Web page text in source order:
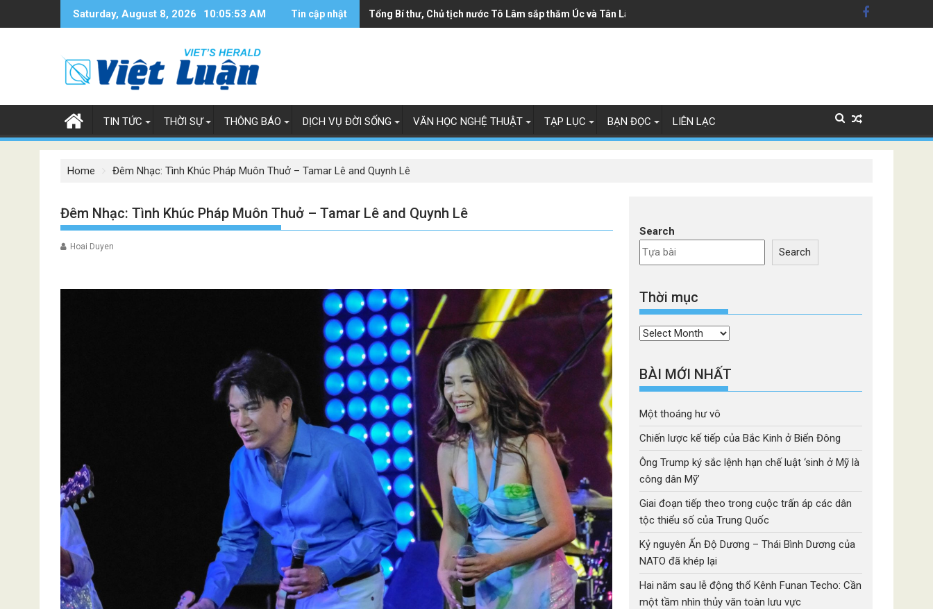
Saturday, August 8, 2026 10:05:55 AM Tin cập nhật Tổng Bí thư, Chủ tịch nước Tô Lâm sắp thăm Úc và Tân Lây Lan
TIN TỨC THỜI SỰ THÔNG BÁO DỊCH VỤ ĐỜI SỐNG VĂN HỌC NGHỆ THUẬT TẠP LỤC BẠN ĐỌC LIÊN LẠC
Home Đêm Nhạc: Tình Khúc Pháp Muôn Thuở – Tamar Lê and Quynh Lê
Đêm Nhạc: Tình Khúc Pháp Muôn Thuở – Tamar Lê and Quynh Lê
Hoai Duyen
Search
Search
Thời mục
Thời
BÀI MỚI NHẤT
Một thoáng hư vô
Chiến lược kế tiếp của Bắc Kinh ở Biển Đông
Ông Trump ký sắc lệnh hạn chế luật ‘sinh ở Mỹ là
công dân Mỹ’
Giai đoạn tiếp theo trong cuộc trấn áp các dân
tộc thiểu số của Trung Quốc
Kỷ nguyên Ấn Độ Dương – Thái Bình Dương của
NATO đã khép lại
Hai năm sau lễ động thổ Kênh Funan Techo: Cần
một tầm nhìn thủy văn toàn lưu vực